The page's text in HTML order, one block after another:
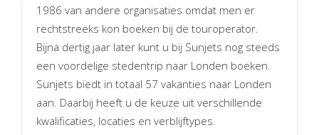
1986 van andere organisaties omdat men er
rechtstreeks kon boeken bij de touroperator.
Bijna dertig jaar later kunt u bij Sunjets nog steeds
een voordelige stedentrip naar Londen boeken.
Sunjets biedt in totaal 57 vakanties naar Londen
aan. Daarbij heeft u de keuze uit verschillende
kwalificaties, locaties en verblijftypes.